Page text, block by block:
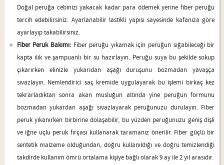
Doğal peruğa cebinizi yakacak kadar para ödemek yerine fiber peruğu
tercih edebilirsiniz. Ayarlanabilir lastikli yapısı sayesinde kafanıza göre
ayarlayıp takabilirsiniz.
Fiber Peruk Bakımı: Fiber peruğu yıkamak için peruğun sığabileceği bir
kapta ılık ve şampuanlı bir su hazırlayın. Peruğu suya bu şekilde sokup
çıkarırken elinizle yukarıdan aşağı duruşunu bozmadan yavaşça
sıvazlayın. Nemlendirici saç kremide uygulayarak bu işlemi birkaç kez
tekrarladıktan sonra akan musluğun altında yine peruğun formunu
bozmadan yukardan aşağı sıvazlayarak peruğunuzu durulayın. Fiber
peruk yıkanırken birbirine dolaşabilir, bu yüzden peruğunuzu geniş dişli
ve iğne uçlu peruk fırçası kullanarak taramanız önerilir. Fiber güçlü bir
sentetik malzeme olduğundan, doğru kullanıldığı ve doğru temizlendiği
takdirde kullanım ömrü ortalama kişiye bağlı olarak 9 ay ile 2 yıl arasıdır.